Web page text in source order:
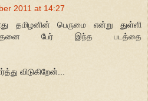
2011 at 14:27
தமிழனின் பெருமை என்று துள்ளி
பேர் இந்த படத்தை
விடுகிறேன்...